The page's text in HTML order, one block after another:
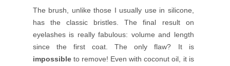
The brush, unlike those I usually use in silicone,
has the classic bristles. The final result on
eyelashes is really fabulous: volume and length
since the first coat. The only flaw? It is
impossible to remove! Even with coconut oil, it is